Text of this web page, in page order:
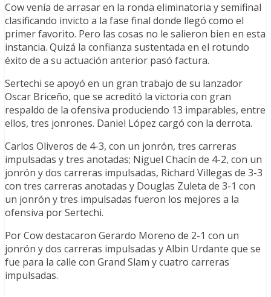
Cow venía de arrasar en la ronda eliminatoria y semifinal
clasificando invicto a la fase final donde llegó como el
primer favorito. Pero las cosas no le salieron bien en esta
instancia. Quizá la confianza sustentada en el rotundo
éxito de a su actuación anterior pasó factura.
Sertechi se apoyó en un gran trabajo de su lanzador
Oscar Briceño, que se acreditó la victoria con gran
respaldo de la ofensiva produciendo 13 imparables, entre
ellos, tres jonrones. Daniel López cargó con la derrota.
Carlos Oliveros de 4-3, con un jonrón, tres carreras
impulsadas y tres anotadas; Niguel Chacín de 4-2, con un
jonrón y dos carreras impulsadas, Richard Villegas de 3-3
con tres carreras anotadas y Douglas Zuleta de 3-1 con
un jonrón y tres impulsadas fueron los mejores a la
ofensiva por Sertechi.
Por Cow destacaron Gerardo Moreno de 2-1 con un
jonrón y dos carreras impulsadas y Albin Urdante que se
fue para la calle con Grand Slam y cuatro carreras
impulsadas.